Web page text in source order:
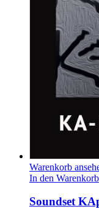
Warenkorb
In den Warenkorb
Soundset